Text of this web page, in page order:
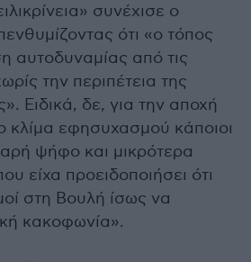
συνέχισε ο
ότι «ο τόπος
αυτοδυναμίας από τις
την περιπέτεια της
Ειδικά, δε, για την αποχή
κλίμα εφησυχασμού κάποιοι
ψήφο και μικρότερα
είχα προειδοποιήσει ότι
στη Βουλή ίσως να
κακοφωνία».